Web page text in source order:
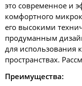
это современное и
комфортного
его высокими
продуманным
для использования
пространствах.
Преимущества: